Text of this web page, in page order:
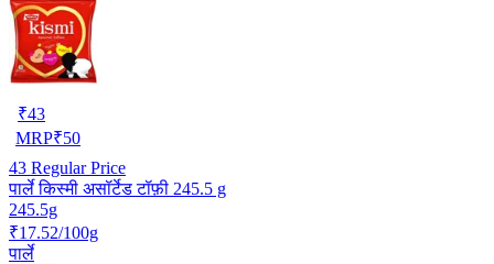
₹43
MRP₹50
43 Regular Price
पार्ले किस्मी असॉर्टेड टॉफ़ी 245.5 g
245.5g
₹17.52/100g
पार्ले